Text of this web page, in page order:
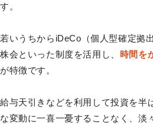
す。
若いうちからiDeCo（個人型確定拠
株会といった制度を活用し、 時間を
が特徴です。
給与天引きなどを利用して投資を半
な変動に一喜一憂することなく、淡